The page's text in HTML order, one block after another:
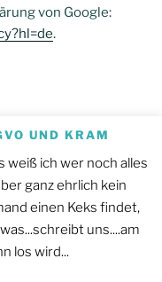
von Google:
.
UND KRAM
weiß ich wer noch alles
ganz ehrlich kein
einen Keks findet,
uns....am
los wird...